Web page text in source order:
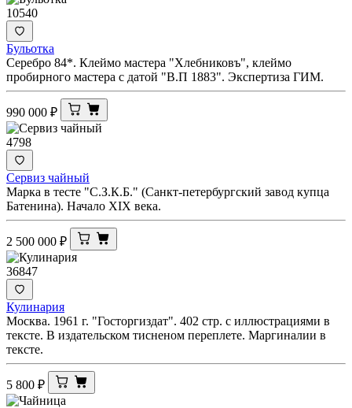
10540
Бульотка
Серебро 84*. Клеймо мастера "Хлебниковъ", клеймо
пробирного мастера с датой "В.П 1883". Экспертиза ГИМ.
990 000 ₽
4798
Сервиз чайный
Марка в тесте "С.З.К.Б." (Санкт-петербургский завод купца
Батенина). Начало XIX века.
2 500 000 ₽
36847
Кулинария
Москва. 1961 г. "Госторгиздат". 402 стр. с иллюстрациями в
тексте. В издательском тисненом переплете. Маргиналии в
тексте.
5 800 ₽